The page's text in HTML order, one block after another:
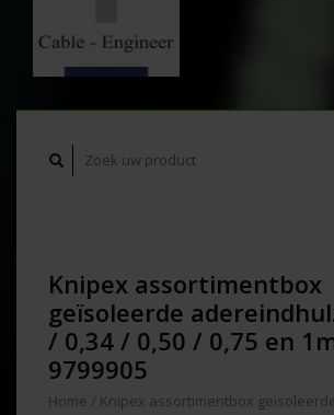
Knipex assortimentbox
geïsoleerde
/ 0,34 / 0,50 / 0,75 en
9799905
Home / Knipex assortimentbox